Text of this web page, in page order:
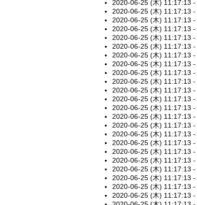
2020-06-25 (木) 11:17:13 -
2020-06-25 (木) 11:17:13 -
2020-06-25 (木) 11:17:13 -
2020-06-25 (木) 11:17:13 -
2020-06-25 (木) 11:17:13 -
2020-06-25 (木) 11:17:13 -
2020-06-25 (木) 11:17:13 -
2020-06-25 (木) 11:17:13 -
2020-06-25 (木) 11:17:13 -
2020-06-25 (木) 11:17:13 -
2020-06-25 (木) 11:17:13 -
2020-06-25 (木) 11:17:13 -
2020-06-25 (木) 11:17:13 -
2020-06-25 (木) 11:17:13 -
2020-06-25 (木) 11:17:13 -
2020-06-25 (木) 11:17:13 -
2020-06-25 (木) 11:17:13 -
2020-06-25 (木) 11:17:13 -
2020-06-25 (木) 11:17:13 -
2020-06-25 (木) 11:17:13 -
2020-06-25 (木) 11:17:13 -
2020-06-25 (木) 11:17:13 -
2020-06-25 (木) 11:17:13 -